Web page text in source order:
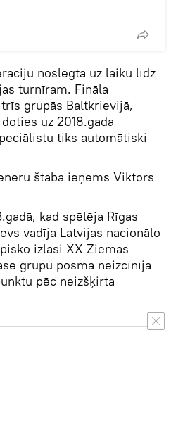
noslēgta uz laiku līdz
turnīram. Fināla
grupās Baltkrievijā,
uz 2018.gada
tiks automātiski
štābā ieņems Viktors
kad spēlēja Rīgas
vadīja Latvijas nacionālo
izlasi XX Ziemas
grupu posmā neizcīnīja
pēc neizšķirta